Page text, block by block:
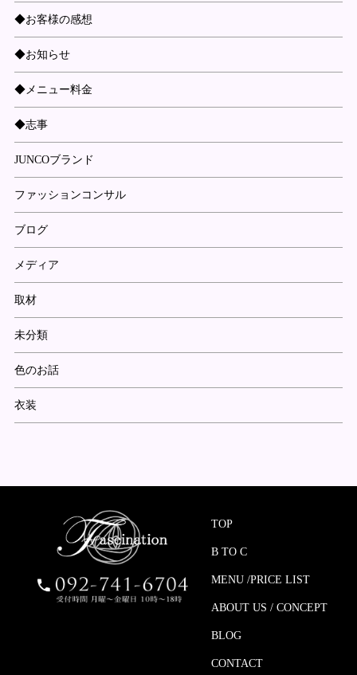
◆お客様の感想
◆お知らせ
◆メニュー料金
◆志事
JUNCOブランド
ファッションコンサル
ブログ
メディア
取材
未分類
色のお話
衣装
TOP
B TO C
MENU /PRICE LIST
ABOUT US / CONCEPT
BLOG
CONTACT